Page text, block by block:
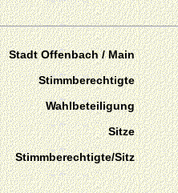
Stadt Offenbach / Main
Stimmberechtigte
Wahlbeteiligung
Sitze
Stimmberechtigte/Sitz